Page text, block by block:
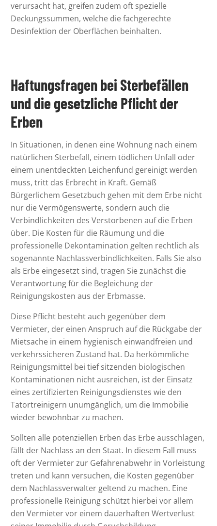
verursacht hat, greifen zudem oft spezielle
Deckungssummen, welche die fachgerechte
Desinfektion der Oberflächen beinhalten.
Haftungsfragen bei Sterbefällen
und die gesetzliche Pflicht der
Erben
In Situationen, in denen eine Wohnung nach einem
natürlichen Sterbefall, einem tödlichen Unfall oder
einem unentdeckten Leichenfund gereinigt werden
muss, tritt das Erbrecht in Kraft. Gemäß
Bürgerlichem Gesetzbuch gehen mit dem Erbe nicht
nur die Vermögenswerte, sondern auch die
Verbindlichkeiten des Verstorbenen auf die Erben
über. Die Kosten für die Räumung und die
professionelle Dekontamination gelten rechtlich als
sogenannte Nachlassverbindlichkeiten. Falls Sie also
als Erbe eingesetzt sind, tragen Sie zunächst die
Verantwortung für die Begleichung der
Reinigungskosten aus der Erbmasse.
Diese Pflicht besteht auch gegenüber dem
Vermieter, der einen Anspruch auf die Rückgabe der
Mietsache in einem hygienisch einwandfreien und
verkehrssicheren Zustand hat. Da herkömmliche
Reinigungsmittel bei tief sitzenden biologischen
Kontaminationen nicht ausreichen, ist der Einsatz
eines zertifizierten Reinigungsdienstes wie den
Tatortreinigern unumgänglich, um die Immobilie
wieder bewohnbar zu machen.
Sollten alle potenziellen Erben das Erbe ausschlagen,
fällt der Nachlass an den Staat. In diesem Fall muss
oft der Vermieter zur Gefahrenabwehr in Vorleistung
treten und kann versuchen, die Kosten gegenüber
dem Nachlassverwalter geltend zu machen. Eine
professionelle Reinigung schützt hierbei vor allem
den Vermieter vor einem dauerhaften Wertverlust